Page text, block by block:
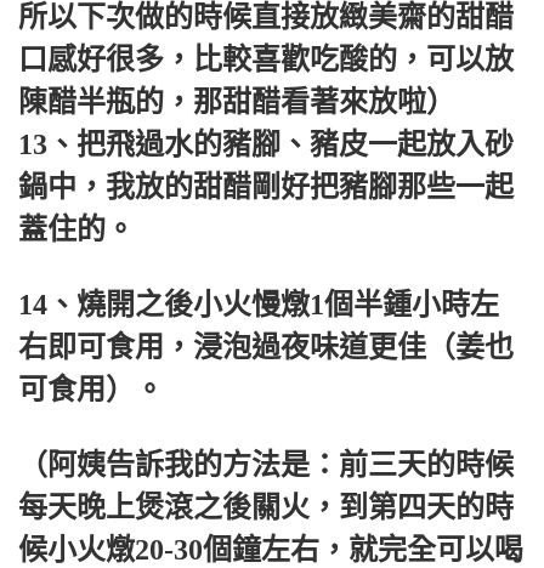
所以下次做的時候直接放緻美齋的甜醋
口感好很多，比較喜歡吃酸的，可以放
陳醋半瓶的，那甜醋看著來放啦）
13、把飛過水的豬腳、豬皮一起放入砂
鍋中，我放的甜醋剛好把豬腳那些一起
蓋住的。
14、燒開之後小火慢燉1個半鍾小時左
右即可食用，浸泡過夜味道更佳（姜也
可食用）。
（阿姨告訴我的方法是：前三天的時候
每天晚上煲滾之後關火，到第四天的時
候小火燉20-30個鐘左右，就完全可以喝